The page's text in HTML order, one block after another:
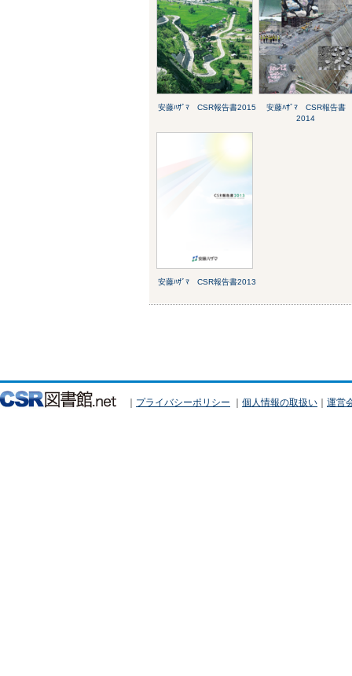
安藤ﾊｻﾞﾏ CSR報告書2015
安藤ﾊｻﾞﾏ CSR報告書
2014
安藤ﾊｻﾞﾏ CSR報告書2013
｜ プライバシーポリシー ｜ 個人情報の取扱い ｜ 運営